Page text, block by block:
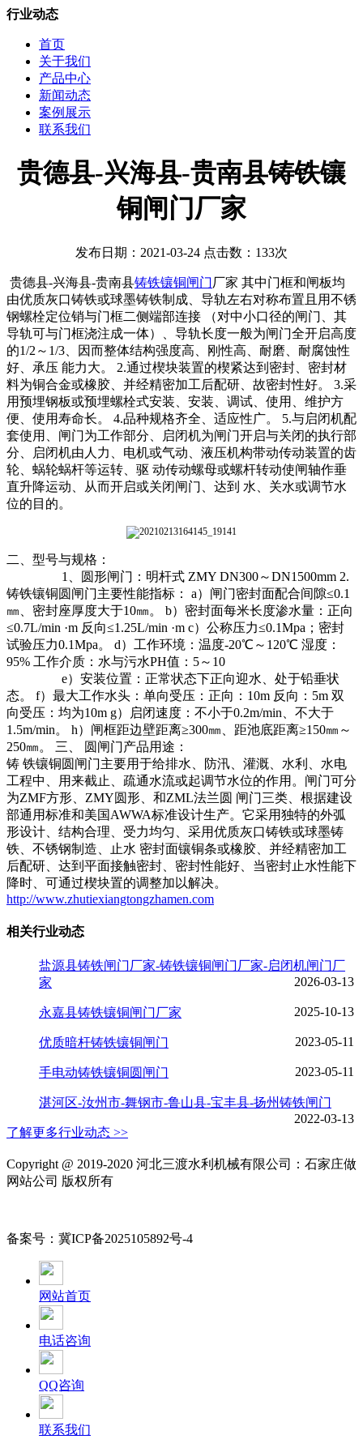
行业动态
首页
关于我们
产品中心
新闻动态
案例展示
联系我们
贵德县-兴海县-贵南县铸铁镶
铜闸门厂家
发布日期：2021-03-24 点击数：133次
贵德县-兴海县-贵南县铸铁镶铜闸门厂家 其中门框和闸板均
由优质灰口铸铁或球墨铸铁制成、导轨左右对称布置且用不锈
钢螺栓定位销与门框二侧端部连接 （对中小口径的闸门、其
导轨可与门框浇注成一体）、导轨长度一般为闸门全开启高度
的1/2～1/3、因而整体结构强度高、刚性高、耐磨、耐腐蚀性
好、承压 能力大。 2.通过楔块装置的楔紧达到密封、密封材
料为铜合金或橡胶、并经精密加工后配研、故密封性好。 3.采
用预埋钢板或预埋螺栓式安装、安装、调试、使用、维护方
便、使用寿命长。 4.品种规格齐全、适应性广。 5.与启闭机配
套使用、闸门为工作部分、启闭机为闸门开启与关闭的执行部
分、启闭机由人力、电机或气动、液压机构带动传动装置的齿
轮、蜗轮蜗杆等运转、驱 动传动螺母或螺杆转动使闸轴作垂
直升降运动、从而开启或关闭闸门、达到 水、关水或调节水
位的目的。
二、型号与规格：
1、圆形闸门：明杆式 ZMY DN300～DN1500mm 2.
铸铁镶铜圆闸门主要性能指标： a）闸门密封面配合间隙≤0.1
㎜、密封座厚度大于10㎜。 b）密封面每米长度渗水量：正向
≤0.7L/min ·m 反向≤1.25L/min ·m c）公称压力≤0.1Mpa；密封
试验压力0.1Mpa。 d）工作环境：温度-20℃～120℃ 湿度：
95% 工作介质：水与污水PH值：5～10
e）安装位置：正常状态下正向迎水、处于铅垂状
态。 f）最大工作水头：单向受压：正向：10m 反向：5m 双
向受压：均为10m g）启闭速度：不小于0.2m/min、不大于
1.5m/min。 h）闸框距边壁距离≥300㎜、距池底距离≥150㎜～
250㎜。 三、 圆闸门产品用途：
铸 铁镶铜圆闸门主要用于给排水、防汛、灌溉、水利、水电
工程中、用来截止、疏通水流或起调节水位的作用。闸门可分
为ZMF方形、ZMY圆形、和ZML法兰圆 闸门三类、根据建设
部通用标准和美国AWWA标准设计生产。它采用独特的外弧
形设计、结构合理、受力均匀、采用优质灰口铸铁或球墨铸
铁、不锈钢制造、止水 密封面镶铜条或橡胶、并经精密加工
后配研、达到平面接触密封、密封性能好、当密封止水性能下
降时、可通过楔块置的调整加以解决。
http://www.zhutiexiangtongzhamen.com
相关行业动态
盐源县铸铁闸门厂家-铸铁镶铜闸门厂家-启闭机闸门厂
家
2026-03-13
永嘉县铸铁镶铜闸门厂家 2025-10-13
优质暗杆铸铁镶铜闸门 2023-05-11
手电动铸铁镶铜圆闸门 2023-05-11
湛河区-汝州市-舞钢市-鲁山县-宝丰县-扬州铸铁闸门
2022-03-13
了解更多行业动态 >>
Copyright @ 2019-2020 河北三渡水利机械有限公司：石家庄做
网站公司 版权所有
备案号：冀ICP备2025105892号-4
网站首页
电话咨询
QQ咨询
联系我们